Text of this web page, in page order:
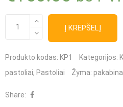
Į KREPŠELĮ
Produkto kodas: KP1 Kategorijos:
pastoliai, Pastoliai Žyma:
Share: